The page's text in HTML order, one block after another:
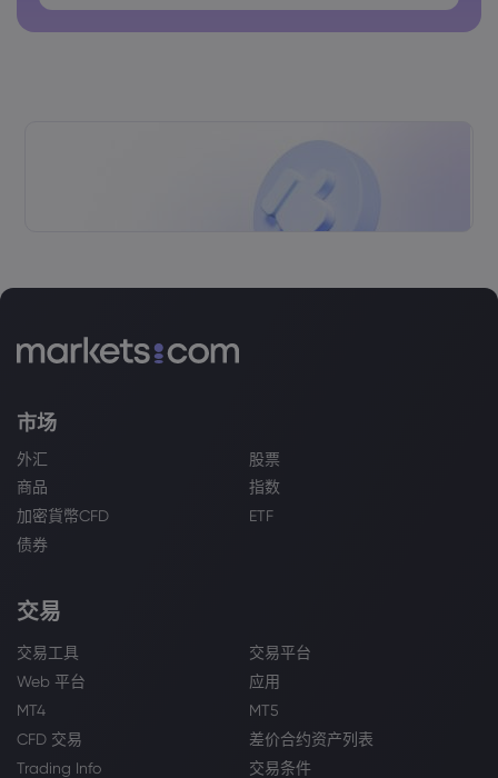
市场
外汇
股票
商品
指数
加密貨幣CFD
ETF
债券
交易
交易工具
交易平台
Web 平台
应用
MT4
MT5
CFD 交易
差价合约资产列表
Trading Info
交易条件